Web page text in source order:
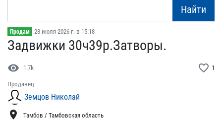
Найти
Продам 28 июля 2026 г. в 15:18
Задвижки 30ч39р.Затворы.
visibility 1.7k favorite_border 1
Продавец
Земцов Николай
location_on Тамбов / Тамбовская область